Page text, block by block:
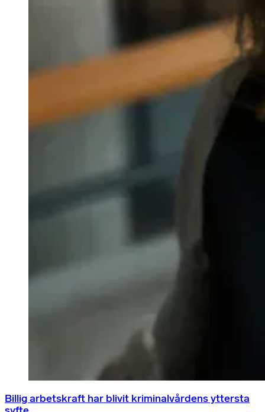
Billig arbetskraft har blivit kriminalvårdens yttersta